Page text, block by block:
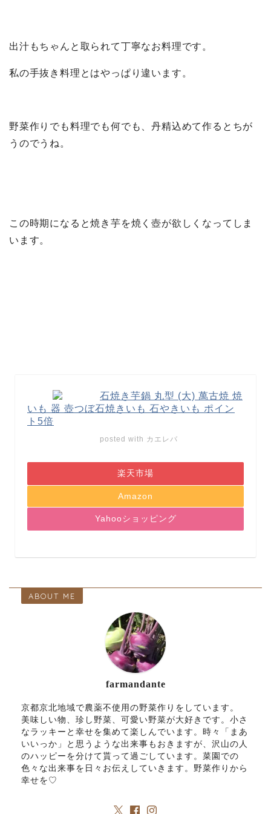
出汁もちゃんと取られて丁寧なお料理です。
私の手抜き料理とはやっぱり違います。
野菜作りでも料理でも何でも、丹精込めて作るとちが
うのでうね。
この時期になると焼き芋を焼く壺が欲しくなってしま
います。
石焼き芋鍋 丸型 (大) 萬古焼 焼
いも 器 壺つぼ石焼きいも 石やきいも ポイン
ト5倍
posted with カエレバ
楽天市場
Amazon
Yahooショッピング
ABOUT ME
farmandante
京都京北地域で農薬不使用の野菜作りをしています。
美味しい物、珍し野菜、可愛い野菜が大好きです。小さ
なラッキーと幸せを集めて楽しんでいます。時々「まあ
いいっか」と思うような出来事もおきますが、沢山の人
のハッピーを分けて貰って過ごしています。菜園での
色々な出来事を日々お伝えしていきます。野菜作りから
幸せを♡